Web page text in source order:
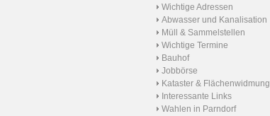
Wichtige Adressen
Abwasser und Kanalisation
Müll & Sammelstellen
Wichtige Termine
Bauhof
Jobbörse
Kataster & Flächenwidmung
Interessante Links
Wahlen in Parndorf